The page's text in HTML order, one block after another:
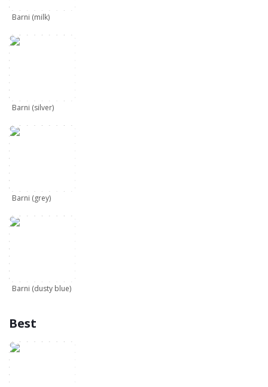
Barni (milk)
Barni (silver)
Barni (grey)
Barni (dusty blue)
Best